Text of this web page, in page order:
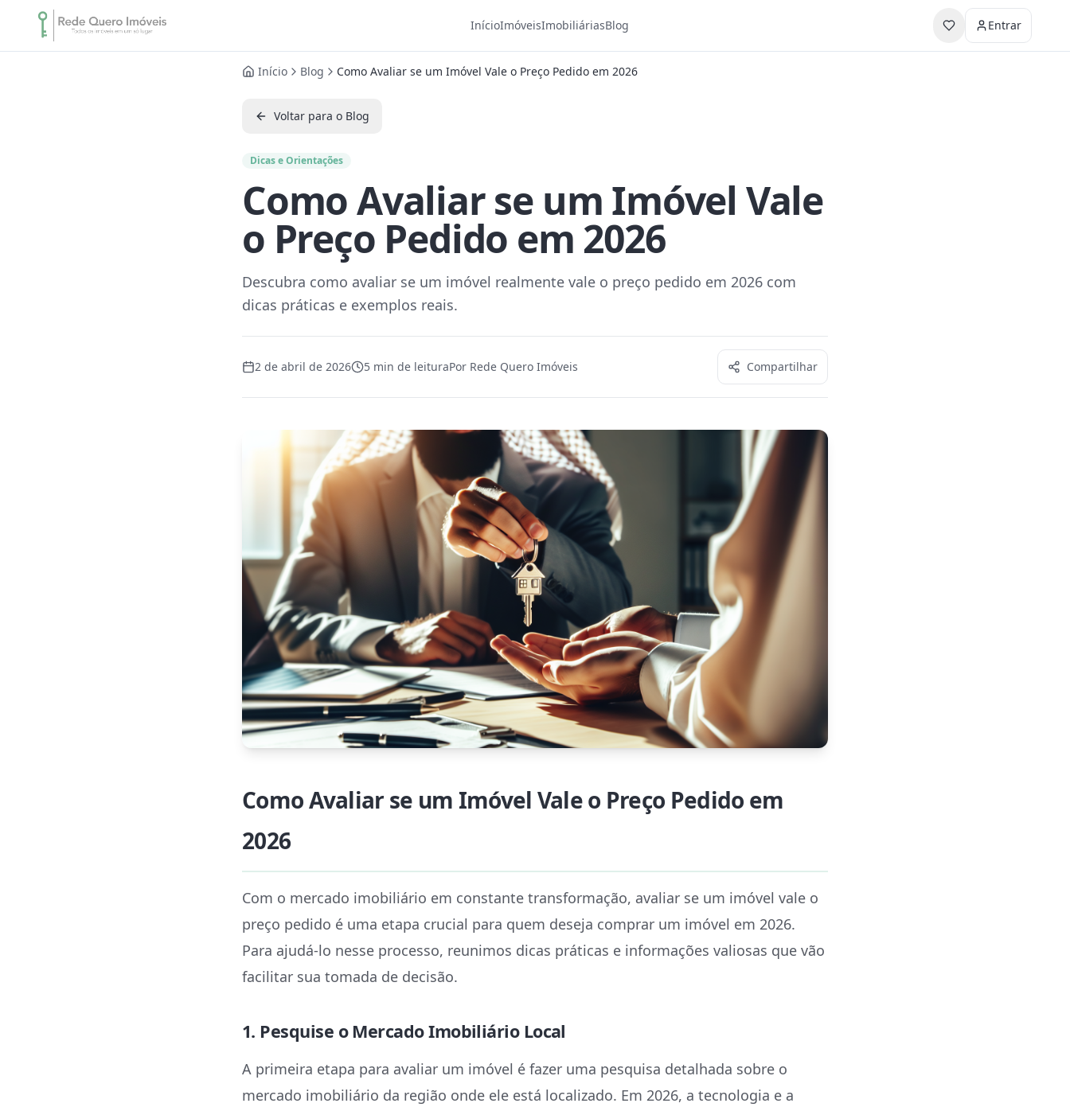
InícioImóveisImobiliáriasBlog Entrar
Início Blog Como Avaliar se um Imóvel Vale o Preço Pedido em 2026
Voltar para o Blog
Dicas e Orientações
Como Avaliar se um Imóvel Vale
o Preço Pedido em 2026
Descubra como avaliar se um imóvel realmente vale o preço pedido em 2026 com
dicas práticas e exemplos reais.
2 de abril de 2026 5 min de leituraPor Rede Quero Imóveis Compartilhar
Como Avaliar se um Imóvel Vale o Preço Pedido em
2026
Com o mercado imobiliário em constante transformação, avaliar se um imóvel vale o
preço pedido é uma etapa crucial para quem deseja comprar um imóvel em 2026.
Para ajudá-lo nesse processo, reunimos dicas práticas e informações valiosas que vão
facilitar sua tomada de decisão.
1. Pesquise o Mercado Imobiliário Local
A primeira etapa para avaliar um imóvel é fazer uma pesquisa detalhada sobre o
mercado imobiliário da região onde ele está localizado. Em 2026, a tecnologia e a